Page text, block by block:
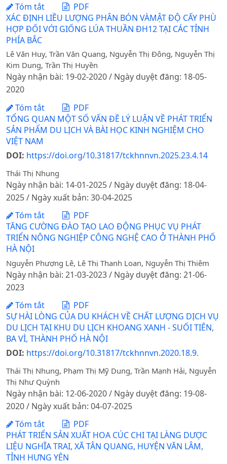
Tóm tắt
PDF
XÁC ĐỊNH LIỀU LƯỢNG PHÂN BÓN VÀMẬT ĐỘ CẤY PHÙ
HỢP ĐỐI VỚI GIỐNG LÚA THUẦN ĐH12 TẠI CÁC TỈNH
PHÍA BẮC
Lê Văn Huy, Trần Văn Quang, Nguyễn Thị Đông, Nguyễn Thị
Kim Dung, Trần Thị Huyền
Ngày nhận bài: 19-02-2020 / Ngày duyệt đăng: 18-05-
2020
Tóm tắt
PDF
TỔNG QUAN MỘT SỐ VẤN ĐỀ LÝ LUẬN VỀ PHÁT TRIỂN
SẢN PHẨM DU LỊCH VÀ BÀI HỌC KINH NGHIỆM CHO
VIỆT NAM
DOI: https://doi.org/10.31817/tckhnnvn.2025.23.4.14
Thái Thị Nhung
Ngày nhận bài: 14-01-2025 / Ngày duyệt đăng: 18-04-
2025 / Ngày xuất bản: 30-04-2025
Tóm tắt
PDF
TĂNG CƯỜNG ĐÀO TẠO LAO ĐỘNG PHỤC VỤ PHÁT
TRIỂN NÔNG NGHIỆP CÔNG NGHỆ CAO Ở THÀNH PHỐ
HÀ NỘI
Nguyễn Phượng Lê, Lê Thị Thanh Loan, Nguyễn Thị Thiêm
Ngày nhận bài: 21-03-2023 / Ngày duyệt đăng: 21-06-
2023
Tóm tắt
PDF
SỰ HÀI LÒNG CỦA DU KHÁCH VỀ CHẤT LƯỢNG DỊCH VỤ
DU LỊCH TẠI KHU DU LỊCH KHOANG XANH - SUỐI TIÊN,
BA VÌ, THÀNH PHỐ HÀ NỘI
DOI: https://doi.org/10.31817/tckhnnvn.2020.18.9.
Thái Thị Nhung, Phạm Thị Mỹ Dung, Trần Mạnh Hải, Nguyễn
Thị Như Quỳnh
Ngày nhận bài: 12-06-2020 / Ngày duyệt đăng: 19-08-
2020 / Ngày xuất bản: 04-07-2025
Tóm tắt
PDF
PHÁT TRIỂN SẢN XUẤT HOA CÚC CHI TẠI LÀNG DƯỢC
LIỆU NGHĨA TRAI, XÃ TÂN QUANG, HUYỆN VĂN LÂM,
TỈNH HƯNG YÊN